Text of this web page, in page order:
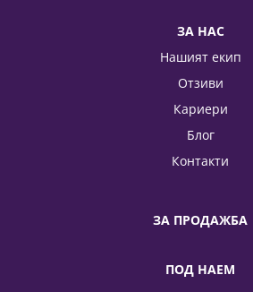
ЗА НАС
Нашият екип
Отзиви
Кариери
Блог
Контакти
ЗА ПРОДАЖБА
ПОД НАЕМ